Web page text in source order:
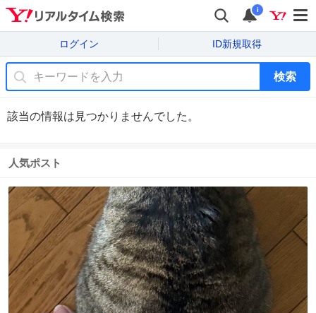
i
ログイン ID新規取得
検索
該当の情報は見つかりませんでした。
人気ポスト